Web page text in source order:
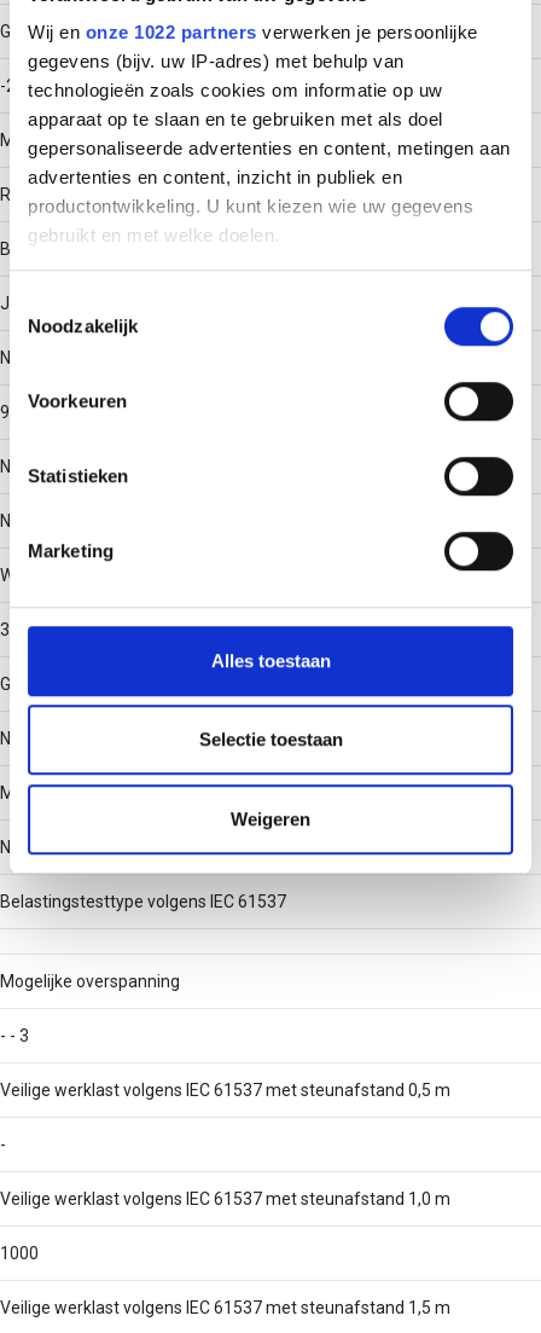
Wij en onze 1022 partners verwerken je persoonlijke
gegevens (bijv. uw IP-adres) met behulp van
technologieën zoals cookies om informatie op uw
apparaat op te slaan en te gebruiken met als doel
gepersonaliseerde advertenties en content, metingen aan
advertenties en content, inzicht in publiek en
productontwikkeling. U kunt kiezen wie uw gegevens
gebruikt en met welke doelen.
Informatie verzamelen over uw geografische locatie,
Uw apparaat identificeren door het actief te scannen
op specifieke eigenschappen (fingerprinting)
verwerkt en stel uw voorkeuren in het
detailgedeelte in.
personaliseren, om functies voor social media te bieden
en om ons websiteverkeer te analyseren. Ook delen we
partners voor social media, adverteren en analyse. Deze
partners kunnen deze gegevens combineren met andere
informatie die u aan ze heeft verstrekt of die ze hebben
verzameld op basis van uw gebruik van hun services.
Noodzakelijk
Voorkeuren
Statistieken
Marketing
Alles toestaan
Selectie toestaan
Weigeren
Gebruikstemperatuur
-20 - 120
Materiaal
Roestvaststaal (RVS)
Bodemperforatie
Ja
Nuttige doorsnede
9504
Nato perforatie
Nee
Werkende lengte
3000
Geschikt voor functiebehoud
Nee
Met deksel/afdekking
Nee
Belastingstesttype volgens IEC 61537
Mogelijke overspanning
- - 3
Veilige werklast volgens IEC 61537 met steunafstand 0,5 m
-
Veilige werklast volgens IEC 61537 met steunafstand 1,0 m
1000
Veilige werklast volgens IEC 61537 met steunafstand 1,5 m